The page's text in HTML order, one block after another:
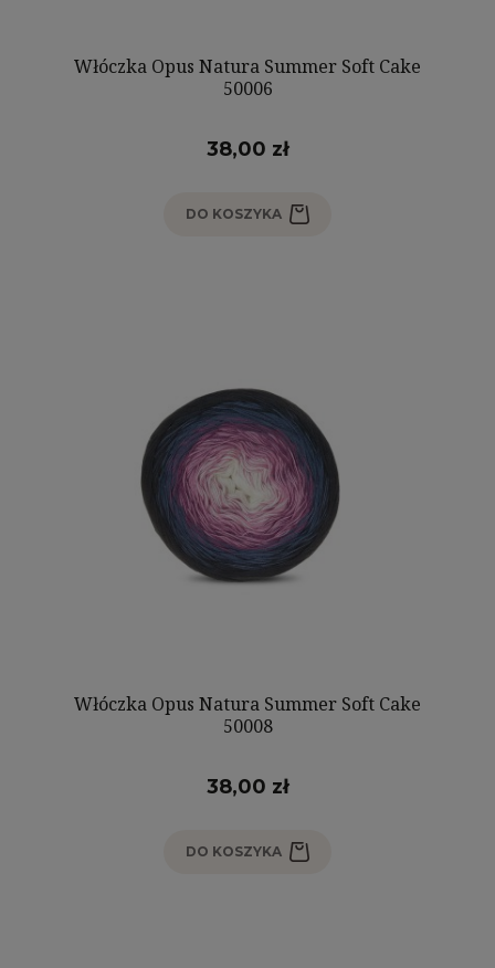
Włóczka Opus Natura Summer Soft Cake
50006
38,00 zł
DO KOSZYKA
Włóczka Opus Natura Summer Soft Cake
50008
38,00 zł
DO KOSZYKA